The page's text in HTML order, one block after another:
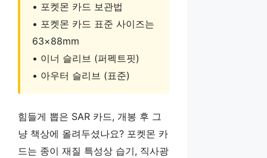
• 포켓몬 카드 보관법
• 포켓몬 카드 표준 사이즈는
63×88mm
• 이너 슬리브 (퍼펙트핏)
• 아우터 슬리브 (표준)
힘들게 뽑은 SAR 카드, 개봉 후 그
냥 책상에 올려두셨나요? 포켓몬 카
드는 종이 재질 특성상 습기, 직사광